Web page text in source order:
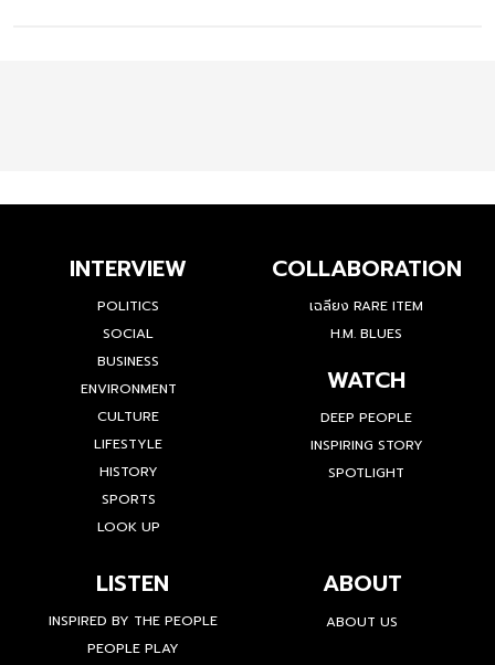
INTERVIEW
POLITICS
SOCIAL
BUSINESS
ENVIRONMENT
CULTURE
LIFESTYLE
HISTORY
SPORTS
COLLABORATION
เฉลียง RARE ITEM
WATCH
DEEP PEOPLE
INSPIRING STORY
LISTEN
INSPIRED BY THE PEOPLE
ABOUT